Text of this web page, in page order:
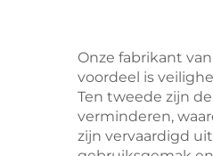
Onze fabrikant
voordeel is
Ten tweede zijn
verminderen,
zijn vervaardigd